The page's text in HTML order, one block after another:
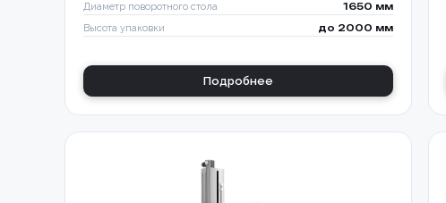
Диаметр поворотного стола 1650 мм
Высота упаковки до 2000 мм
Подробнее